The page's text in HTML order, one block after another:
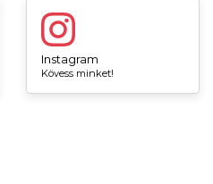
Instagram
Kövess minket!